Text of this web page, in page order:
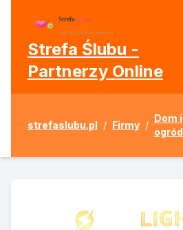
Strefa Ślubu -
Partnerzy Online
strefaslubu.pl / Firmy /
Dom i
ogród